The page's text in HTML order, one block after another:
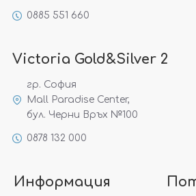
0885 551 660
Victoria Gold&Silver 2
гр. София
Mall Paradise Center,
бул. Черни Връх №100
0878 132 000
Информация